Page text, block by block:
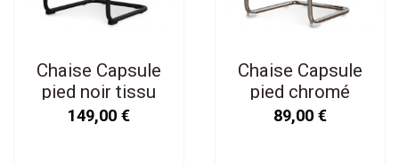
Chaise Capsule
pied noir tissu
bouclette noir
149,00 €
Chaise Capsule
pied chromé
tissu bouclette
89,00 €